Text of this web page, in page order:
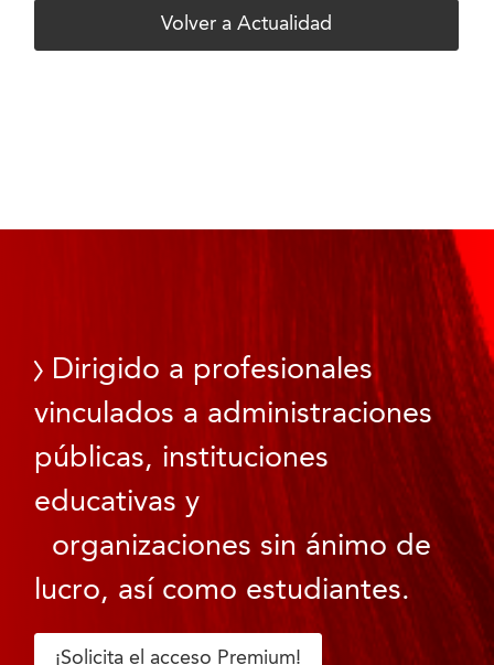
Volver a Actualidad
Dirigido a profesionales
vinculados a administraciones
públicas, instituciones
educativas y
organizaciones sin ánimo de
lucro, así como estudiantes.
¡Solicita el acceso Premium!